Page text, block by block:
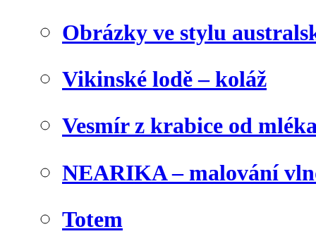
Obrázky ve stylu
Vikinské lodě – koláž
Vesmír z krabice od
NEARIKA – malování
Totem